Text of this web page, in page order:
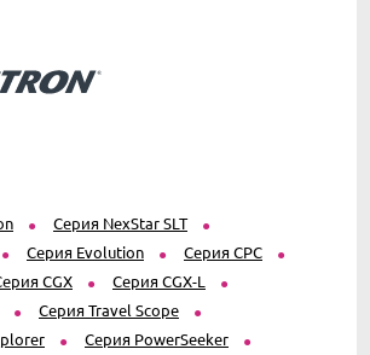
Серия NexStar SLT
Серия Evolution
Серия CPC
CGX
Серия CGX-L
Серия Travel Scope
Серия PowerSeeker